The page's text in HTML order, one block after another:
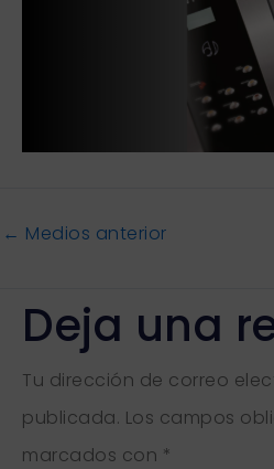
← Medios anterior
Deja una
Tu dirección de correo
publicada. Los campos
marcados con *